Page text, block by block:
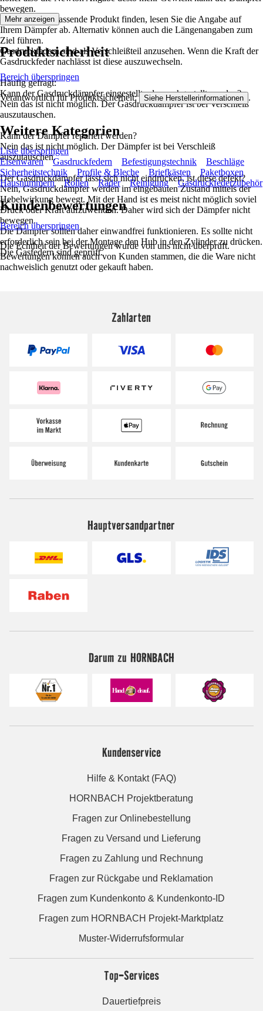
bewegen.
Damit Sie das passende Produkt finden, lesen Sie die Angabe auf
Ihrem Dämpfer ab. Alternativ können auch die Längenangaben zum
Ziel führen.
Gasdruckfedern sind als Verschleißteil anzusehen. Wenn die Kraft der
Gasdruckfeder nachlässt ist diese auszuwechseln.
Häufig gefragt:
Kann der Gasdruckdämpfer eingestellt oder nachgestellt werden?
Nein das ist nicht möglich. Der Gasdruckdämpfer ist bei Verschleiß
auszutauschen.
Kann der Dämpfer repariert werden?
Nein das ist nicht möglich. Der Dämpfer ist bei Verschleiß
auszutauschen.
Der Gasdruckdämpfer lässt sich nicht eindrücken, ist diese defekt?
Nein, Gasdruckdämpfer werden im eingebauten Zustand mittels der
Hebelwirkung bewegt. Mit der Hand ist es meist nicht möglich soviel
Druck oder Kraft aufzuwenden. Daher wird sich der Dämpfer nicht
bewegen.
Die Dämpfer sollten daher einwandfrei funktionieren. Es sollte nicht
erforderlich sein bei der Montage den Hub in den Zylinder zu drücken.
Die Gasfedern sind geprüft.
Mehr anzeigen
Produktsicherheit
Bereich überspringen
Verantwortlich für Produktsicherheit: Siehe Herstellerinformationen .
Weitere Kategorien
Liste überspringen
Eisenwaren
Gasdruckfedern Befestigungstechnik
Beschläge
Sicherheitstechnik
Profile & Bleche Briefkästen
Paketboxen
Hausnummern
Rollen Räder Reinigung Gasdruckfederzubehör
Kundenbewertungen
Bereich überspringen
Die Echtheit der Bewertungen wurde von uns nicht überprüft.
Bewertungen können auch von Kunden stammen, die die Ware nicht
nachweislich genutzt oder gekauft haben.
Zahlarten
Hauptversandpartner
Darum zu HORNBACH
Kundenservice
Hilfe & Kontakt (FAQ)
HORNBACH Projektberatung
Fragen zur Onlinebestellung
Fragen zu Versand und Lieferung
Fragen zu Zahlung und Rechnung
Fragen zur Rückgabe und Reklamation
Fragen zum Kundenkonto & Kundenkonto-ID
Fragen zum HORNBACH Projekt-Marktplatz
Muster-Widerrufsformular
Top-Services
Dauertiefpreis